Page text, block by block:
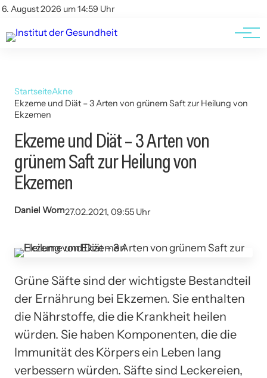
6. August 2026 um 14:59 Uhr
Kontakt
Kontakt
AGBs
StartseiteAkne
Ekzeme und Diät – 3 Arten von grünem Saft zur Heilung von
Ekzemen
Ekzeme und Diät – 3 Arten von
grünem Saft zur Heilung von
Ekzemen
Daniel Wom27.02.2021, 09:55 Uhr
Grüne Säfte sind der wichtigste Bestandteil
der Ernährung bei Ekzemen. Sie enthalten
die Nährstoffe, die die Krankheit heilen
würden. Sie haben Komponenten, die die
Immunität des Körpers ein Leben lang
verbessern würden. Säfte sind Leckereien,